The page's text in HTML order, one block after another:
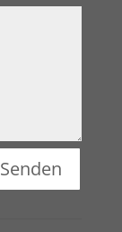
Senden